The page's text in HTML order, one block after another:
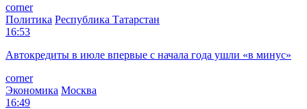
corner
Политика Республика Татарстан
16:53
Автокредиты в июле впервые с начала года ушли «в минус»
corner
Экономика Москва
16:49